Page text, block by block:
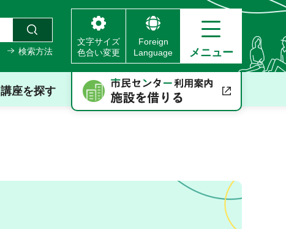
検索方法
文字サイズ
色合い変更
Foreign
Language
メニュー
講座を探す